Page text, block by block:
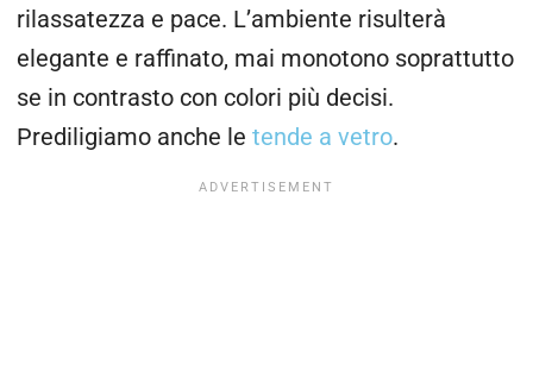
rilassatezza e pace. L’ambiente risulterà
elegante e raffinato, mai monotono soprattutto
se in contrasto con colori più decisi.
Prediligiamo anche le tende a vetro.